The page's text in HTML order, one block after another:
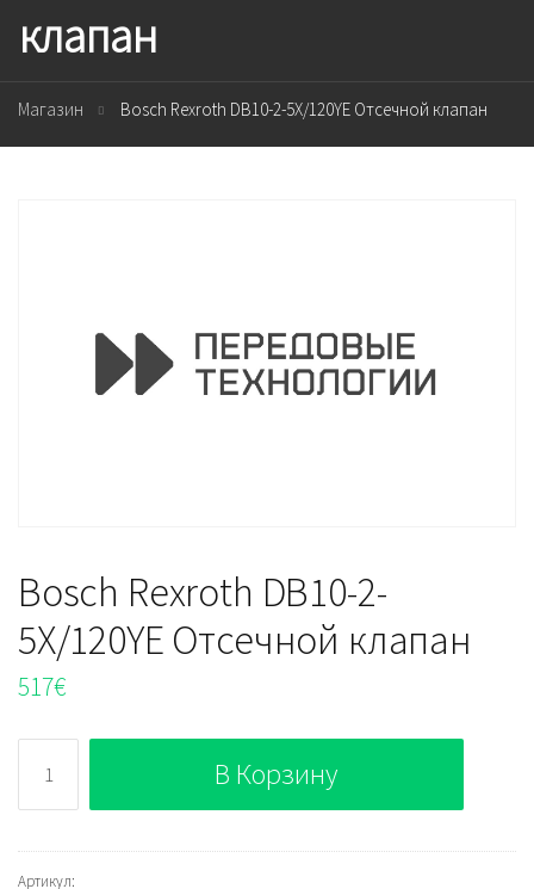
клапан
Магазин Bosch Rexroth DB10-2-5X/120YE Отсечной клапан
Bosch Rexroth DB10-2-
5X/120YE Отсечной клапан
517€
Bosch
Rexroth
DB10-
2-
В Корзину
Артикул: